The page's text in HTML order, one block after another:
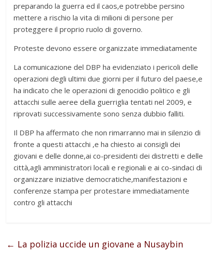
preparando la guerra ed il caos,e potrebbe persino
mettere a rischio la vita di milioni di persone per
proteggere il proprio ruolo di governo.
Proteste devono essere organizzate immediatamente
La comunicazione del DBP ha evidenziato i pericoli delle
operazioni degli ultimi due giorni per il futuro del paese,e
ha indicato che le operazioni di genocidio politico e gli
attacchi sulle aeree della guerriglia tentati nel 2009, e
riprovati successivamente sono senza dubbio falliti.
Il DBP ha affermato che non rimarranno mai in silenzio di
fronte a questi attacchi ,e ha chiesto ai consigli dei
giovani e delle donne,ai co-presidenti dei distretti e delle
città,agli amministratori locali e regionali e ai co-sindaci di
organizzare iniziative democratiche,manifestazioni e
conferenze stampa per protestare immediatamente
contro gli attacchi
← La polizia uccide un giovane a Nusaybin